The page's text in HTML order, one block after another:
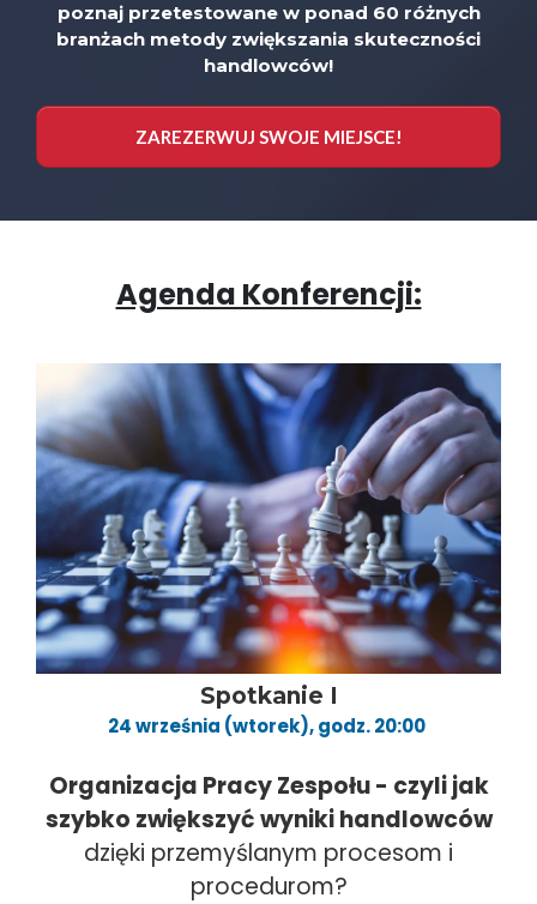
poznaj przetestowane w ponad 60 różnych
branżach metody zwiększania skuteczności
handlowców!
ZAREZERWUJ SWOJE MIEJSCE!
Agenda Konferencji:
Spotkanie I
24 września (wtorek), godz. 20:00
Organizacja Pracy Zespołu - czyli jak
szybko zwiększyć wyniki handlowców
dzięki przemyślanym procesom i
procedurom?